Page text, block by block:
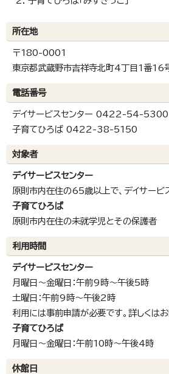
所在地
〒180-0001
東京都武蔵野市吉祥寺北町4丁目1番16
電話番号
デイサービスセンター 0422-54-5300
子育てひろば 0422-38-5150
対象者
デイサービスセンター
原則市内在住の65歳以上で、デイサービ
子育てひろば
原則市内在住の未就学児とその保護者
利用時間
デイサービスセンター
月曜日～金曜日：午前9時～午後5時
土曜日：午前9時～午後2時
利用には事前申請が必要です。詳しくは
子育てひろば
月曜日～金曜日：午前10時～午後4時
休館日